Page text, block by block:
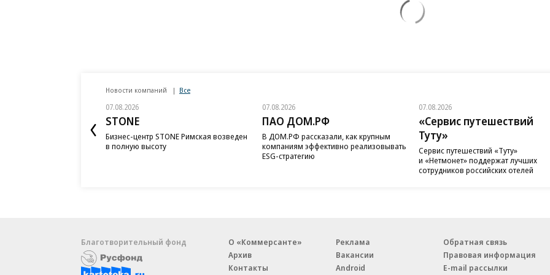
Новости компаний Все
07.08.2026
STONE
Бизнес-центр STONE Римская возведен
в полную высоту
07.08.2026
ПАО ДОМ.РФ
В ДОМ.РФ рассказали, как крупным
компаниям эффективно реализовывать
ESG-стратегию
07.08.2026
«Сервис путешествий
Туту»
Сервис путешествий «Туту»
и «Нетмонет» поддержат лучших
сотрудников российских отелей
Благотворительный фонд
О «Коммерсанте»
Архив
Контакты
Реклама
Вакансии
Android
Обратная связь
Правовая информация
E-mail рассылки